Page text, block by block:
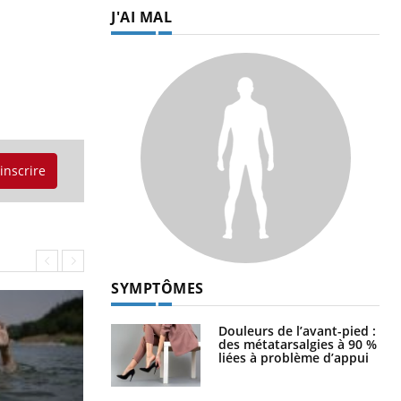
J'AI MAL
SYMPTÔMES
Douleurs de l’avant-pied :
des métatarsalgies à 90 %
liées à problème d’appui